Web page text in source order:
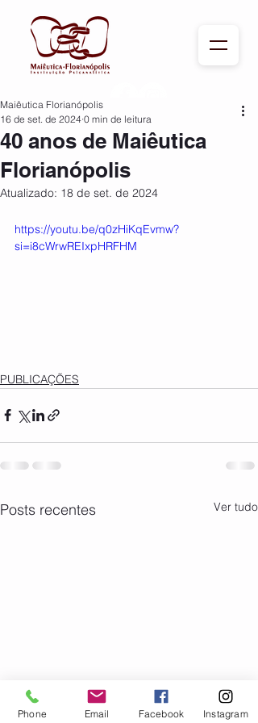
40 anos de Maiêutica
Florianópolis
Maiêutica Florianópolis
16 de set. de 2024 0 min de leitura
Atualizado: 18 de set. de 2024
https://youtu.be/q0zHiKqEvmw?
si=i8cWrwREIxpHRFHM
PUBLICAÇÕES
Posts recentes Ver tudo
Phone Email Facebook Instagram